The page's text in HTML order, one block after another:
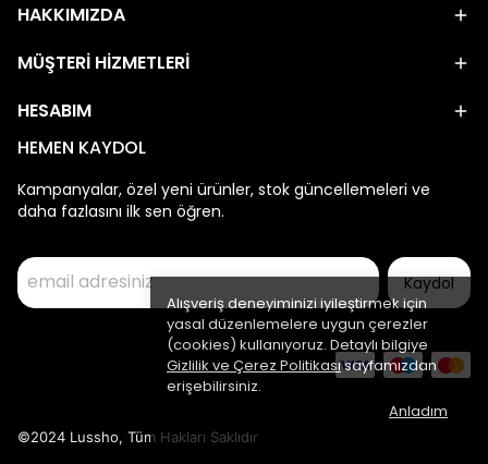
Alışveriş deneyiminizi iyileştirmek için
yasal düzenlemelere uygun çerezler
(cookies) kullanıyoruz. Detaylı bilgiye
Gizlilik ve Çerez Politikasısayfamızdan
erişebilirsiniz.
Anladım
HAKKIMIZDA
MÜŞTERİ HİZMETLERİ
HESABIM
HEMEN KAYDOL
Kampanyalar, özel yeni ürünler, stok güncellemeleri ve
daha fazlasını ilk sen öğren.
Kaydol
©2024 Lussho, Tüm Hakları Saklıdır